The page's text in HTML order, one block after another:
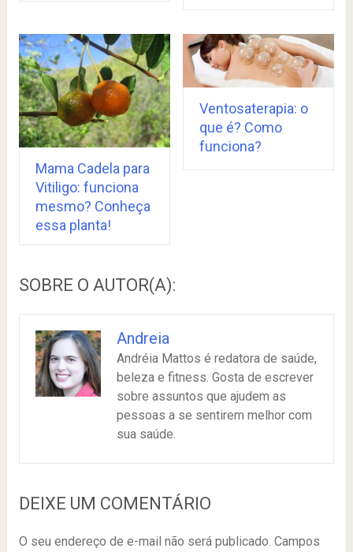
Mama Cadela para
Vitiligo: funciona
mesmo? Conheça
essa planta!
Ventosaterapia: o
que é? Como
funciona?
SOBRE O AUTOR(A):
Andreia
Andréia Mattos é redatora de saúde,
beleza e fitness. Gosta de escrever
sobre assuntos que ajudem as
pessoas a se sentirem melhor com
sua saúde.
DEIXE UM COMENTÁRIO
O seu endereço de e-mail não será publicado. Campos